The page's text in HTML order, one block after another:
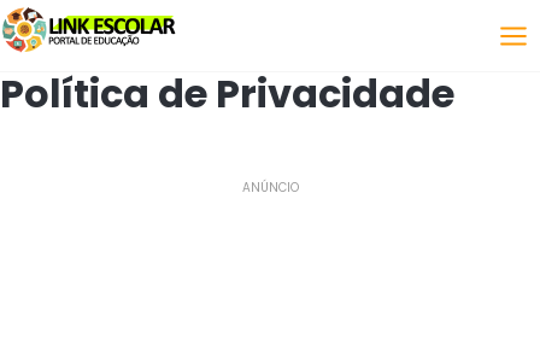
Link
Política de Privacidade
ANÚNCIO